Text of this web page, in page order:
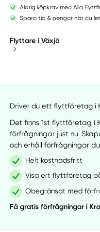
Aldrig köpkrav med Alla
Spara tid & pengar när du
Flyttare i Växjö
Driver du ett flyttföretag i
Det finns 1st flyttföretag i
förfrågningar just nu.
och erhåll förfrågningar
Helt kostnadsfritt
Visa ert flyttföretag
Obegränsat med
Få gratis förfrågningar i